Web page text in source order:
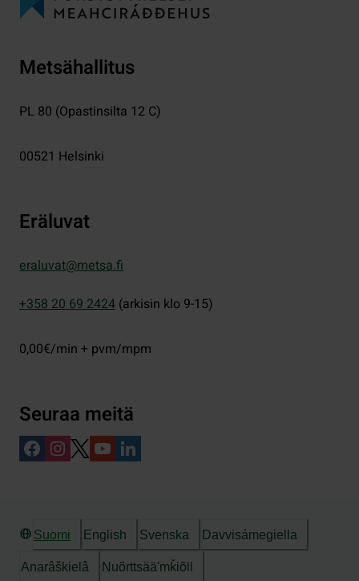
Metsähallitus
PL 80 (Opastinsilta 12 C)
00521 Helsinki
Eräluvat
eraluvat@metsa.fi
+358 20 69 2424 (arkisin klo 9-15)
0,00€/min + pvm/mpm
Seuraa meitä
Suomi English Svenska Davvisámegiella
Anarâškielâ Nuõrttsääʹmǩiõll